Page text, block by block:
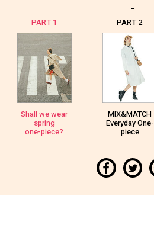
PART 1
Shall we wear
spring
one-piece?
PART 2
MIX&MATCH
Everyday One-
piece